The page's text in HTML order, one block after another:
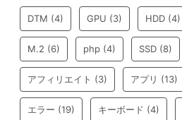
DTM (4) GPU (3) HDD (4)
M.2 (6) php (4) SSD (8)
アフィリエイト (3) アプリ (13)
エラー (19) キーボード (4)